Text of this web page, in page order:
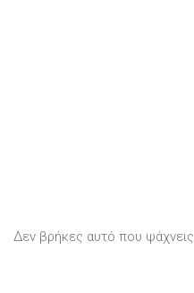
Δεν βρήκες αυτό που